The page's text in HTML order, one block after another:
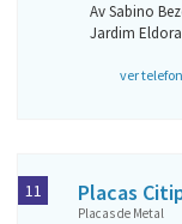
Av Sabino
Jardim
ver
Placas
Placas de Metal
11